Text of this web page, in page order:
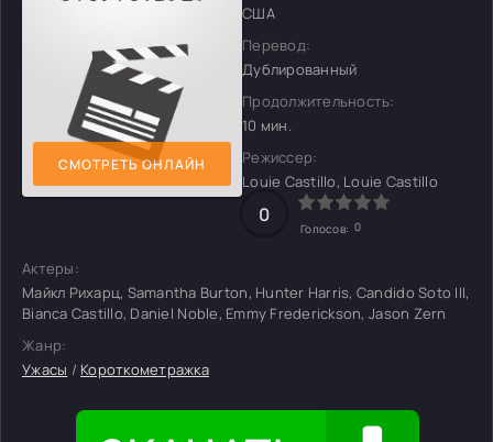
СМОТРЕТЬ ОНЛАЙН
США
Перевод:
Дублированный
Продолжительность:
10 мин.
Режиссер:
Louie Castillo, Louie Castillo
0
Голосов: 0
Актеры:
Майкл Рихарц, Samantha Burton, Hunter Harris, Candido Soto III,
Bianca Castillo, Daniel Noble, Emmy Frederickson, Jason Zern
Жанр:
Ужасы / Короткометражка